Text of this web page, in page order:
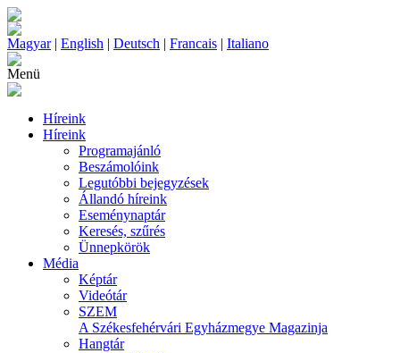
Magyar| English | Deutsch | Francais | Italiano
Menü
Híreink
Híreink
Programajánló
Beszámolóink
Legutóbbi bejegyzések
Állandó híreink
Eseménynaptár
Keresés, szűrés
Ünnepkörök
Média
Képtár
Videótár
SZEM
A Székesfehérvári Egyházmegye Magazinja
Hangtár